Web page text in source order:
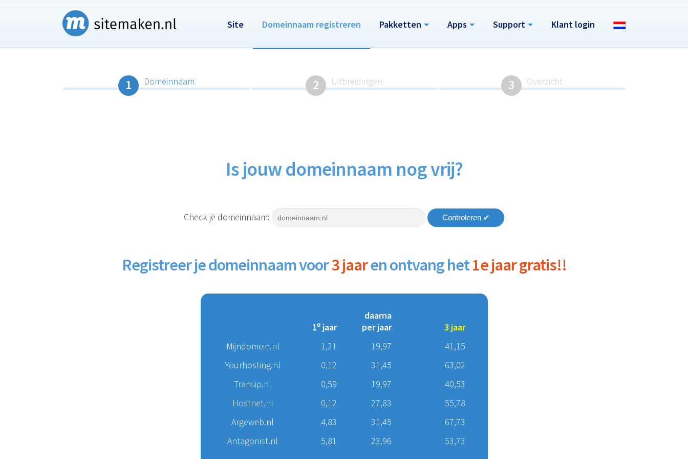
Site Domeinnaam registreren Pakketten Apps Support Klant login
1 Domeinnaam 2 Uitbreidingen 3 Overzicht
Is jouw domeinnaam nog vrij?
Check je domeinnaam: Controleren ✔
Registreer je domeinnaam voor3 jaaren ontvang het1e jaar gratis!!
1ejaar
daarna
per jaar
3 jaar
Mijndomein.nl
1,21 19,97
41,15
Yourhosting.nl
0,12 31,45
63,02
Transip.nl
0,59 19,97
40,53
Hostnet.nl
0,12 27,83
55,78
Argeweb.nl
4,83 31,45
67,73
Antagonist.nl
5,81 23,96 53,73